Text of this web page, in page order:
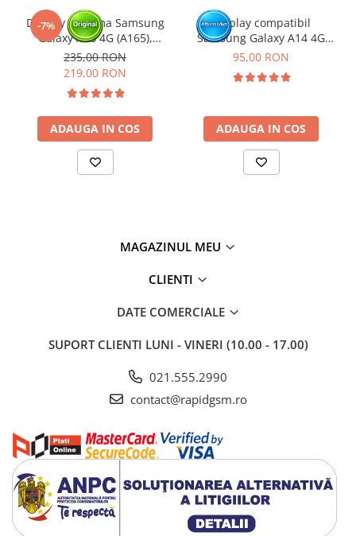
-7%
Display cu rama Samsung
Galaxy A16 4G (A165),
Negru (Original Service
Pack)
235,00 RON
219,00 RON
ADAUGA IN COS
Display compatibil
Samsung Galaxy A14 4G
(A145P/ A145R) - cu Rama
95,00 RON
ADAUGA IN COS
MAGAZINUL MEU
CLIENTI
DATE COMERCIALE
SUPORT CLIENTI LUNI - VINERI (10.00 - 17.00)
021.555.2990
contact@rapidgsm.ro